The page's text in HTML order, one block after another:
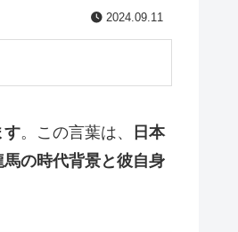
2024.09.11
す。この言葉は、
日本
の時代背景と彼自身